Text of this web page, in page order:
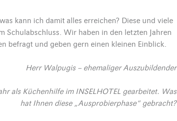
kann ich damit alles erreichen? Diese und viele
Schulabschluss. Wir haben in den letzten Jahren
befragt und geben gern einen kleinen Einblick.
Herr Walpugis – ehemaliger Auszubildender
als Küchenhilfe im INSELHOTEL gearbeitet. Was
hat Ihnen diese „Ausprobierphase“ gebracht?